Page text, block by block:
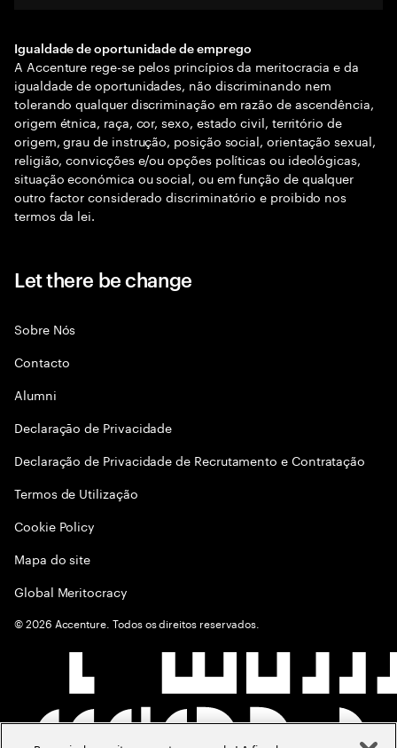
Igualdade de oportunidade de emprego
A Accenture rege-se pelos princípios da meritocracia e da
igualdade de oportunidades, não discriminando nem
tolerando qualquer discriminação em razão de ascendência,
origem étnica, raça, cor, sexo, estado civil, território de
origem, grau de instrução, posição social, orientação sexual,
religião, convicções e/ou opções políticas ou ideológicas,
situação económica ou social, ou em função de qualquer
outro factor considerado discriminatório e proibido nos
termos da lei.
Let there be change
Sobre Nós
Contacto
Alumni
Declaraçāo de Privacidade
Declaração de Privacidade de Recrutamento e Contratação
Termos de Utilização
Cookie Policy
Mapa do site
Global Meritocracy
©2026 Accenture. Todos os direitos reservados.